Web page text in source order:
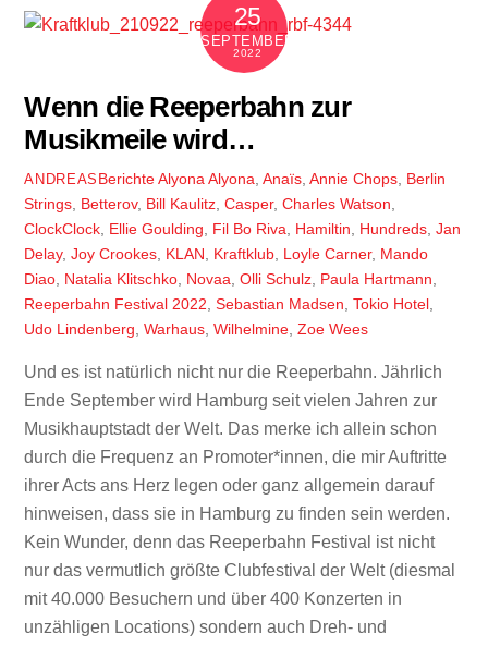
25
SEPTEMBER
2022
Wenn die Reeperbahn zur
Musikmeile wird…
ANDREAS BerichteAlyona Alyona Anaïs, Annie Chops, Berlin
Strings Betterov, Bill Kaulitz ,Casper,Charles Watson
ClockClock Ellie Goulding Fil Bo Riva Hamiltin Hundreds ,Jan
Delay,Joy Crookes KLAN Kraftklub Loyle Carner, Mando
Diao Natalia Klitschko Novaa ,Olli Schulz Paula Hartmann
Reeperbahn Festival 2022 ,Sebastian Madsen ,Tokio Hotel
Udo Lindenberg ,Warhaus ,Wilhelmine ,Zoe Wees
Und es ist natürlich nicht nur die Reeperbahn. Jährlich
Ende September wird Hamburg seit vielen Jahren zur
Musikhauptstadt der Welt. Das merke ich allein schon
durch die Frequenz an Promoter*innen, die mir Auftritte
ihrer Acts ans Herz legen oder ganz allgemein darauf
hinweisen, dass sie in Hamburg zu finden sein werden.
Kein Wunder, denn das Reeperbahn Festival ist nicht
nur das vermutlich größte Clubfestival der Welt (diesmal
mit 40.000 Besuchern und über 400 Konzerten in
unzähligen Locations) sondern auch Dreh- und